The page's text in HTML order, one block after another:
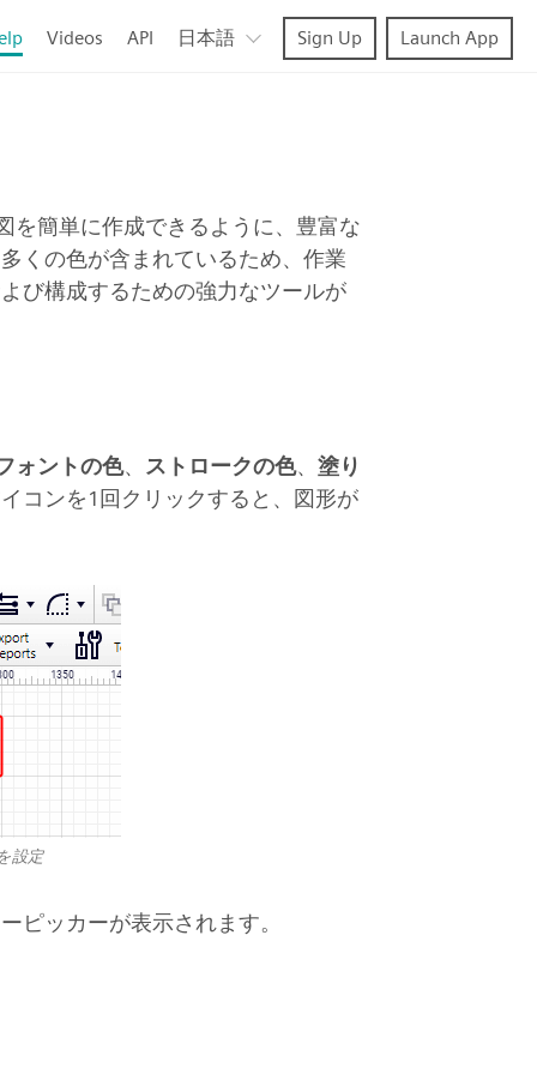
Videos API 日本語 Sign Up Launch App
を簡単に作成できるように、豊富な
くの色が含まれているため、作業
び構成するための強力なツールが
ォントの色、 ストロークの色、 塗り
コンを1回クリックすると、図形が
設定
ピッカーが表示されます。